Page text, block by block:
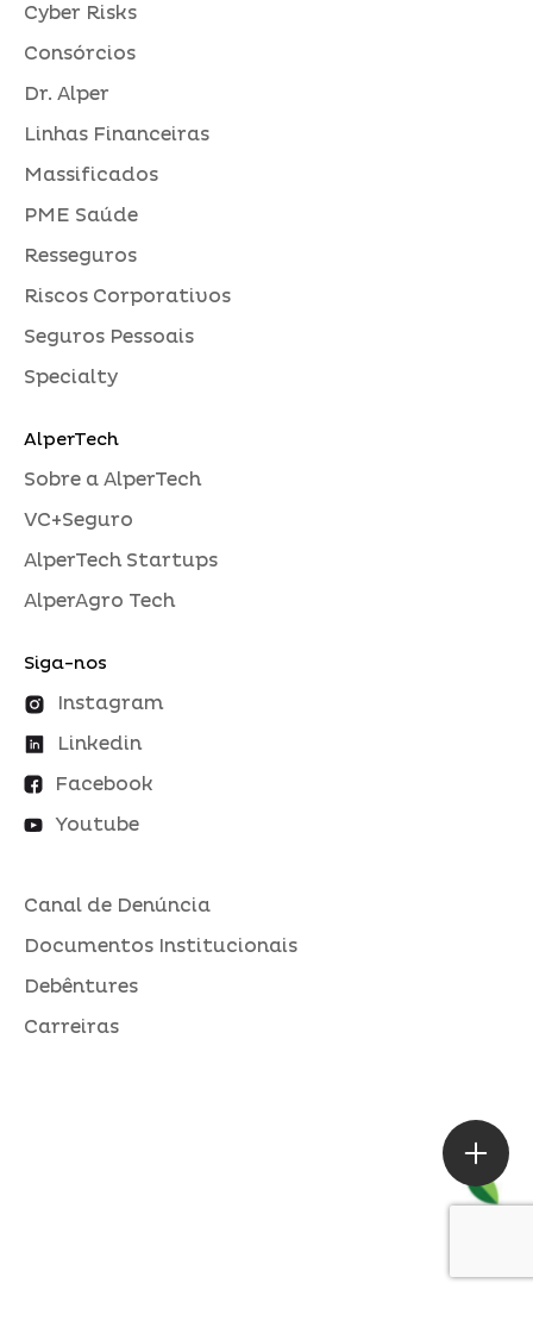
Cyber Risks
Consórcios
Dr. Alper
Linhas Financeiras
Massificados
PME Saúde
Resseguros
Riscos Corporativos
Seguros Pessoais
Specialty
AlperTech
Sobre a AlperTech
VC+Seguro
AlperTech Startups
AlperAgro Tech
Siga-nos
Instagram
Linkedin
Facebook
Youtube
Canal de Denúncia
Documentos Institucionais
Debêntures
Carreiras